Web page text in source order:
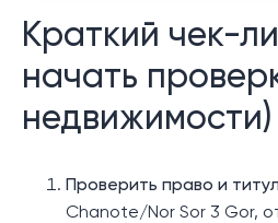
Краткий чек-
начать
недвижимости)
Проверить право и
Chanote/Nor Sor 3 Gor,